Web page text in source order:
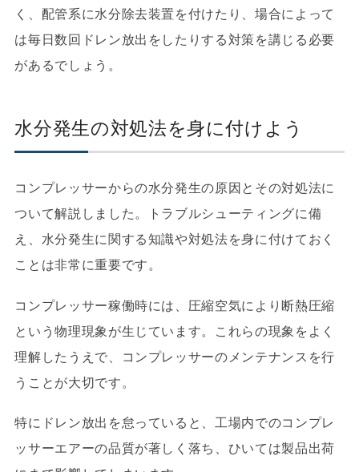
く、配管系に水分除去装置を付けたり、場合によって
は毎日数回ドレン放出をしたりする対策を講じる必要
があるでしょう。
水分発生の対処法を身に付けよう
コンプレッサーからの水分発生の原因とその対処法に
ついて解説しました。トラブルシューティングに備
え、水分発生に関する知識や対処法を身に付けておく
ことは非常に重要です。
コンプレッサー稼働時には、圧縮空気により断熱圧縮
という物理現象が生じています。これらの現象をよく
理解したうえで、コンプレッサーのメンテナンスを行
うことが大切です。
特にドレン放出を怠っていると、工場内でのコンプレ
ッサーエアーの品質が著しく落ち、ひいては製品出荷